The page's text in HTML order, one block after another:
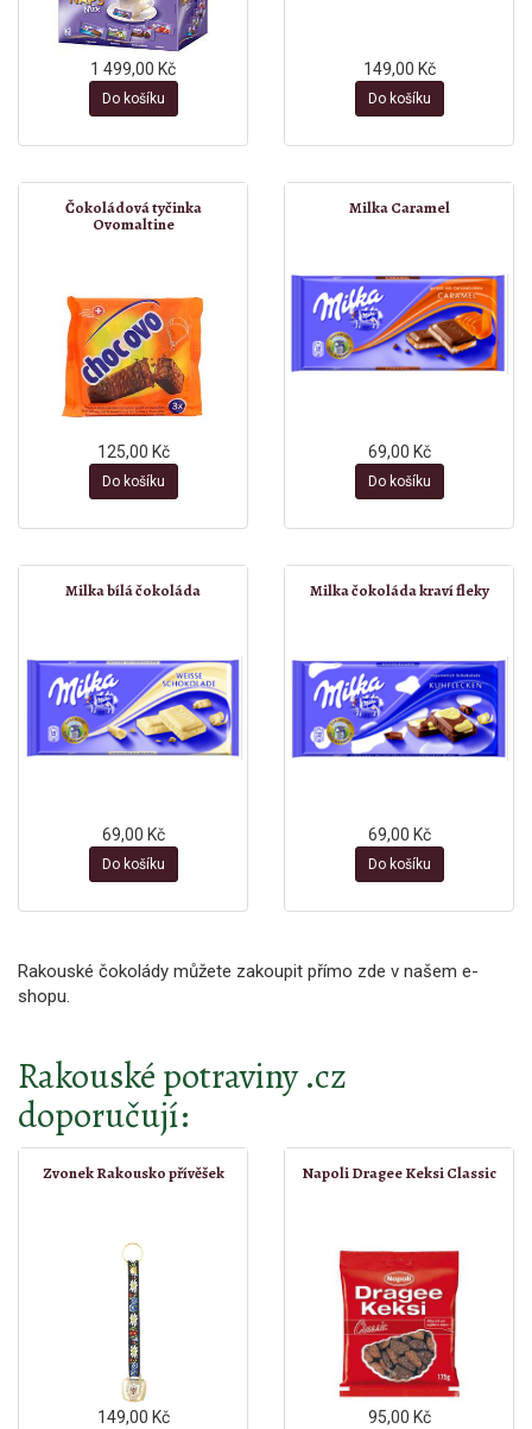
1 499,00 Kč
Do košíku
149,00 Kč
Do košíku
Čokoládová tyčinka
Ovomaltine
125,00 Kč
Do košíku
Milka Caramel
69,00 Kč
Do košíku
Milka bílá čokoláda
69,00 Kč
Do košíku
Milka čokoláda kraví fleky
69,00 Kč
Do košíku
Rakouské čokolády můžete zakoupit přímo zde v našem e-
shopu.
Rakouské potraviny .cz
doporučují:
Zvonek Rakousko přívěšek
149,00 Kč
Napoli Dragee Keksi Classic
95,00 Kč